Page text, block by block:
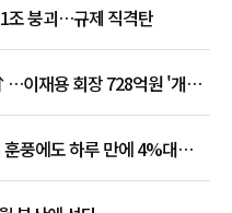
조 붕괴…규제 직격탄
이재용 회장 728억원 '개인
풍에도 하루 만에 4%대